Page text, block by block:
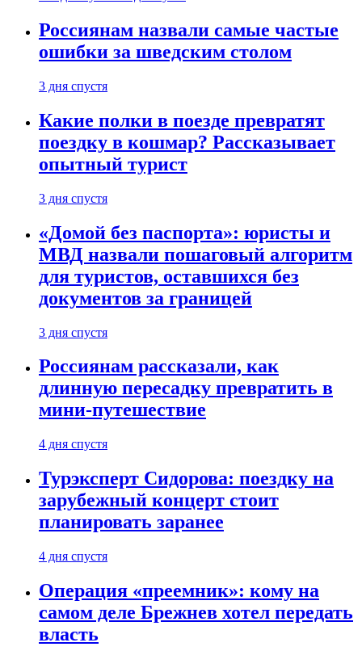
Россиянам назвали самые частые
ошибки за шведским столом
3 дня спустя
Какие полки в поезде превратят
поездку в кошмар? Рассказывает
опытный турист
3 дня спустя
«Домой без паспорта»: юристы и
МВД назвали пошаговый алгоритм
для туристов, оставшихся без
документов за границей
3 дня спустя
Россиянам рассказали, как
длинную пересадку превратить в
мини-путешествие
4 дня спустя
Турэксперт Сидорова: поездку на
зарубежный концерт стоит
планировать заранее
4 дня спустя
Операция «преемник»: кому на
самом деле Брежнев хотел передать
власть